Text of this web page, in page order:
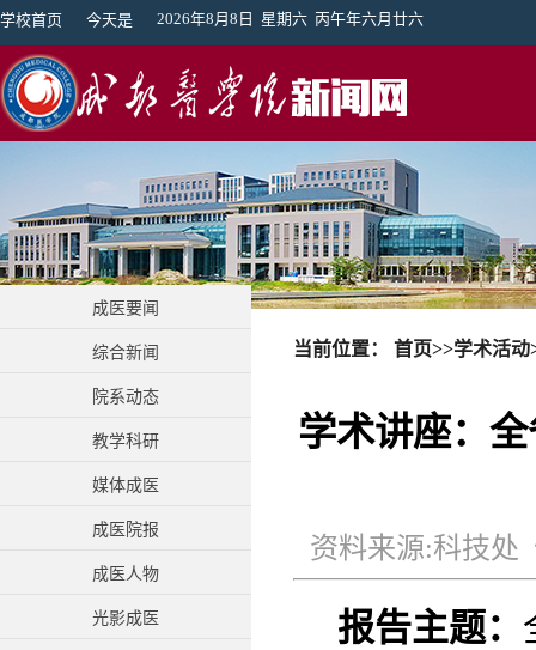
学校首页 今天是 2026年8月8日 星期六 丙午年六月廿六
成医要闻
综合新闻
院系动态
教学科研
媒体成医
成医院报
成医人物
光影成医
当前位置： 首页>>学术活动
学术讲座：
资料来源:科技处
报告主题：